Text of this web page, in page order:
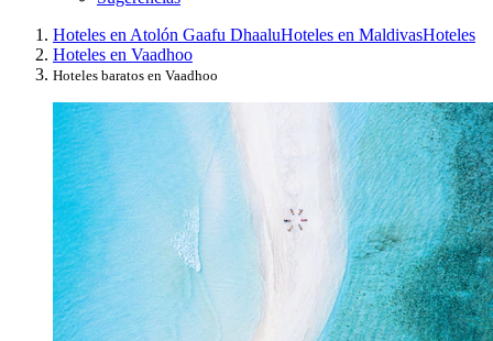
Hoteles en Atolón Gaafu DhaaluHoteles en MaldivasHoteles
Hoteles en Vaadhoo
Hoteles baratos en Vaadhoo